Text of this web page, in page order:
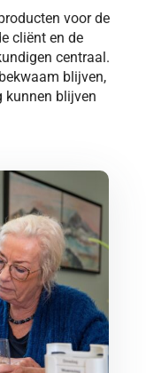
voor de
cliënt en de
centraal.
blijven,
kunnen blijven